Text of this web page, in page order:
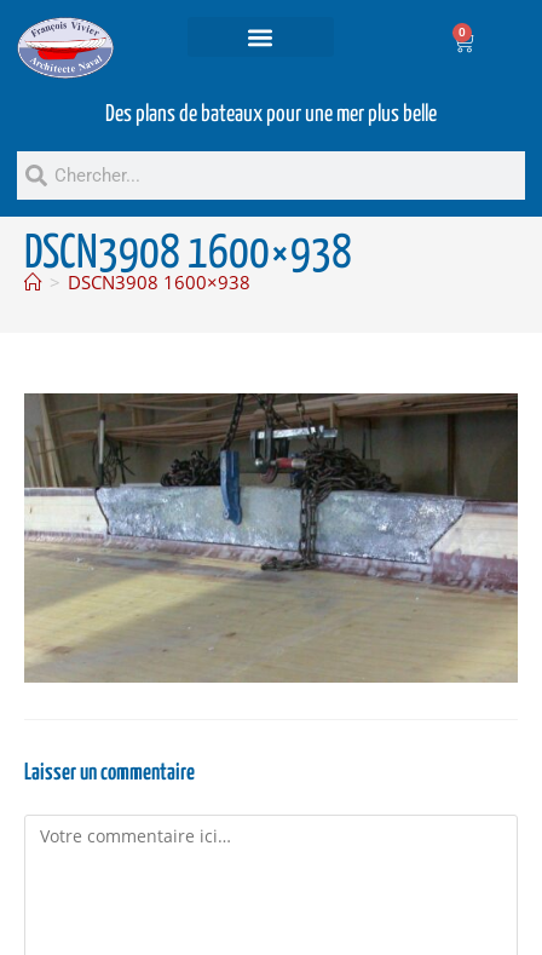
0
Des plans de bateaux pour une mer plus belle
DSCN3908 1600×938
> DSCN3908 1600×938
Laisser un commentaire